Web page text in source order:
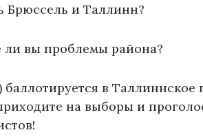
Брюссель и Таллинн?
ли вы проблемы района?
в Таллиннское
на выборы и